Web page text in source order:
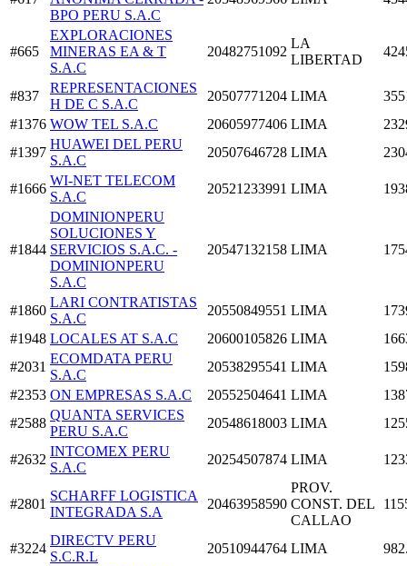
BPO PERU S.A.C
#665
EXPLORACIONES
MINERAS EA & T
S.A.C
20482751092
LA
LIBERTAD
#837
REPRESENTACIONES
H DE C S.A.C
20507771204 LIMA
#1376 WOW TEL S.A.C 20605977406 LIMA
#1397
HUAWEI DEL PERU
S.A.C
20507646728 LIMA
#1666
WI-NET TELECOM
S.A.C
20521233991 LIMA
#1844
DOMINIONPERU
SOLUCIONES Y
SERVICIOS S.A.C. -
DOMINIONPERU
S.A.C
20547132158 LIMA
#1860
LARI CONTRATISTAS
S.A.C
20550849551 LIMA
#1948 LOCALES AT S.A.C 20600105826 LIMA
#2031
ECOMDATA PERU
S.A.C
20538295541 LIMA
#2353 ON EMPRESAS S.A.C 20552504641 LIMA
#2588
QUANTA SERVICES
PERU S.A.C
20548618003 LIMA
#2632
INTCOMEX PERU
S.A.C
20254507874 LIMA
#2801
SCHARFF LOGISTICA
INTEGRADA S.A
20463958590
PROV.
CONST. DEL
CALLAO
#3224
DIRECTV PERU
S.C.R.L
20510944764 LIMA